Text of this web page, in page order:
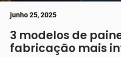
junho 25, 2025
3 modelos de
fabricação mais